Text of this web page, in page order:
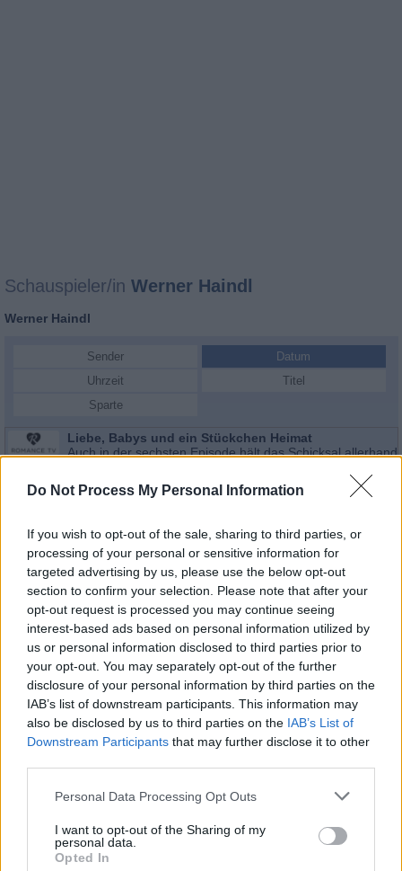
Do Not Process My Personal Information
If you wish to opt-out of the sale, sharing to third parties, or
processing of your personal or sensitive information for
targeted advertising by us, please use the below opt-out
section to confirm your selection. Please note that after your
opt-out request is processed you may continue seeing
interest-based ads based on personal information utilized by
us or personal information disclosed to third parties prior to
your opt-out. You may separately opt-out of the further
disclosure of your personal information by third parties on the
IAB’s list of downstream participants. This information may
also be disclosed by us to third parties on the IAB’s List of
Downstream Participants that may further disclose it to other
Personal Data Processing Opt Outs
I want to opt-out of the Sharing of my
personal data.
Opted In
Schauspieler/in Werner Haindl
Werner Haindl
Sender
Datum
Uhrzeit
Titel
Sparte
01:02
Liebe, Babys und ein Stückchen Heimat
Auch in der sechsten Episode hält das Schicksal allerhand
ausgesetztes Baby, einen Überraschungsbesuch aus
Namibia,...
Liebe, Babys und ein Stückchen Heimat
Di 11.8.
12:15
-
13:50
Liebe, Babys und ein Stückchen Heimat
Auch in der sechsten Episode hält das Schicksal allerhand
Turbulenzen für Hebamme Antonia und ihren Mann bereit:
ausgesetztes Baby, einen Überraschungsbesuch aus
Namibia,...
Liebe, Babys und ein Stückchen Heimat
TV-Film / TV-Liebesmelodram
Mo
17.8.
20:15
21:45
Liebe, Babys und ein Neuanfang
Im achten Teil der erfolgreichen TV-Reihe „Liebe,
ansonsten sehr harmonische Beziehung zwischen Antonia
Thomas Hellmann auf eine harte Probe gestellt....
und ein Neuanfang
Ein Zwischenfall hat das Personal der Klinik am See in
Kommissar Bacher geht von einer Erpressung aus,
während...
Liebe, Babys und gestohlenes Glück